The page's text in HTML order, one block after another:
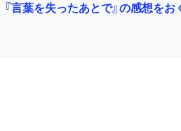
『言葉を失ったあとで』の感想をお